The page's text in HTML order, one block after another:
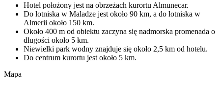
Hotel położony jest na obrzeżach kurortu Almunecar.
Do lotniska w Maladze jest około 90 km, a do lotniska w
Almerii około 150 km.
Około 400 m od obiektu zaczyna się nadmorska promenada o
długości około 5 km.
Niewielki park wodny znajduje się około 2,5 km od hotelu.
Do centrum kurortu jest około 5 km.
Mapa